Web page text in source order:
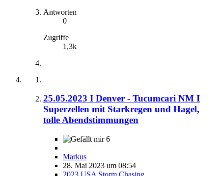
Antworten
0
Zugriffe
1,3k
25.05.2023 I Denver - Tucumcari NM I
Superzellen mit Starkregen und Hagel,
tolle Abendstimmungen
6
Markus
28. Mai 2023 um 08:54